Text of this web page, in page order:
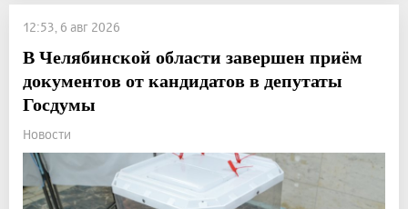
12:53, 6 авг 2026
В Челябинской области завершен приём
документов от кандидатов в депутаты
Госдумы
Новости